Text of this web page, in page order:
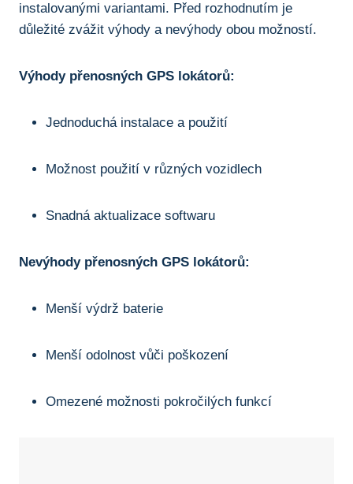
instalovanými⁣ variantami. Před rozhodnutím je
důležité zvážit ⁤výhody a nevýhody obou možností.
Výhody ⁤přenosných GPS lokátorů:
Jednoduchá instalace a ⁤použití
Možnost použití v různých vozidlech
Snadná aktualizace softwaru
Nevýhody přenosných GPS lokátorů:
Menší výdrž baterie
Menší odolnost vůči poškození
Omezené možnosti pokročilých funkcí